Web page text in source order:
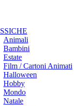
Animali
Bambini
Estate
Film / Cartoni Animati
Halloween
Hobby
Mondo
Natale